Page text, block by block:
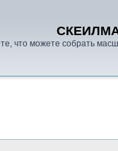
что можете собрать